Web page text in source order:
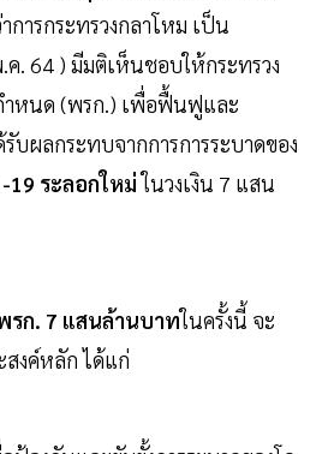
การกระทรวงกลาโหม เป็น
. 64 ) มีมติเห็นชอบให้กระทรวง
ำหนด (พรก.) เพื่อฟื้นฟูและ
บผลกระทบจากการการระบาดของ
19 ระลอกใหม่ในวงเงิน 7 แสน
รก. 7 แสนล้านบาทในครั้งนี้ จะ
สงค์หลัก ได้แก่